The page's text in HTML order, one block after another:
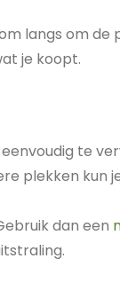
langs om de
je koopt.
te
plekken kun
dan een